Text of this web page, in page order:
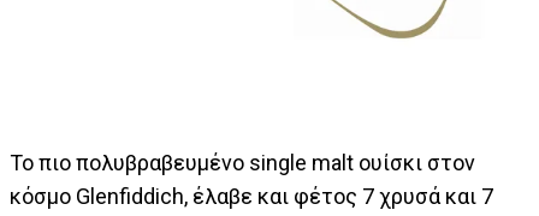
Το πιο πολυβραβευμένο single malt ουίσκι στον
κόσμο Glenfiddich, έλαβε και φέτος 7 χρυσά και 7